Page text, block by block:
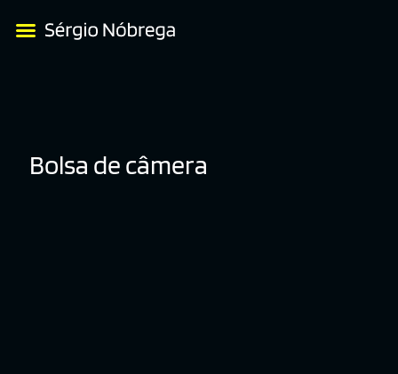
Bolsa de câmera